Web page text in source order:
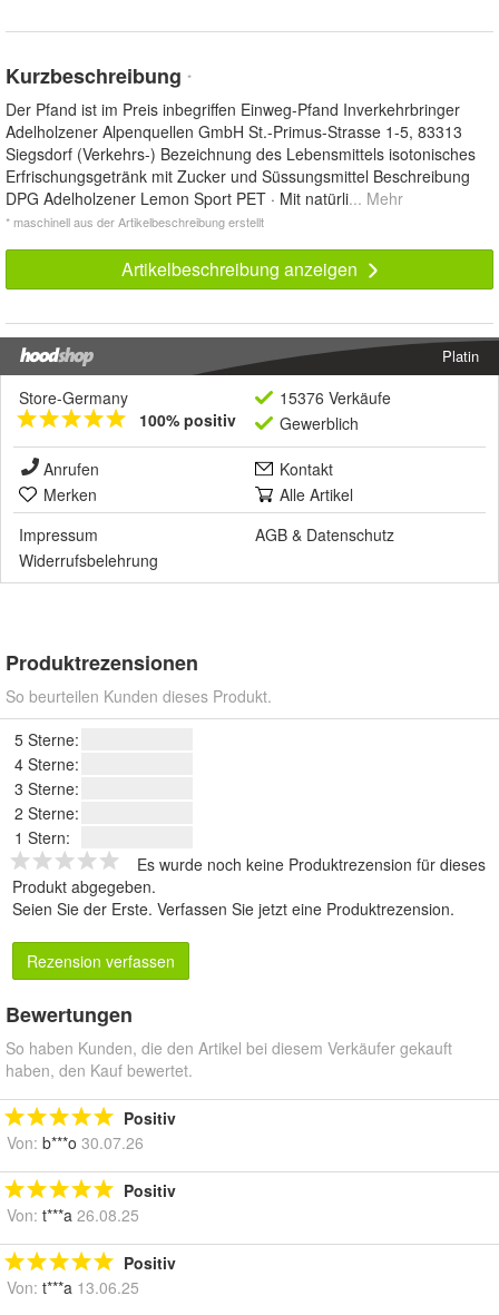
Kurzbeschreibung *
Der Pfand ist im Preis inbegriffen Einweg-Pfand Inverkehrbringer
Adelholzener Alpenquellen GmbH St.-Primus-Strasse 1-5, 83313
Siegsdorf (Verkehrs-) Bezeichnung des Lebensmittels isotonisches
Erfrischungsgetränk mit Zucker und Süssungsmittel Beschreibung
DPG Adelholzener Lemon Sport PET · Mit natürli... Mehr
* maschinell aus der Artikelbeschreibung erstellt
Artikelbeschreibung anzeigen
Platin
Store-Germany
100% positiv
15376 Verkäufe
Gewerblich
Anrufen
Kontakt
Merken
Alle Artikel
Impressum
AGB & Datenschutz
Widerrufsbelehrung
Produktrezensionen
So beurteilen Kunden dieses Produkt.
5 Sterne:
4 Sterne:
3 Sterne:
2 Sterne:
1 Stern:
Es wurde noch keine Produktrezension für dieses
Produkt abgegeben.
Seien Sie der Erste. Verfassen Sie jetzt eine Produktrezension.
Rezension verfassen
Bewertungen
So haben Kunden, die den Artikel bei diesem Verkäufer gekauft
haben, den Kauf bewertet.
Positiv
Von: b***o 30.07.26
Positiv
Von: t***a 26.08.25
Positiv
Von: t***a 13.06.25